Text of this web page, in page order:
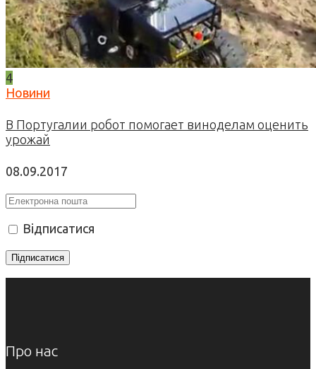
4
Новини
В Португалии робот помогает виноделам оценить
урожай
08.09.2017
Відписатися
Про нас